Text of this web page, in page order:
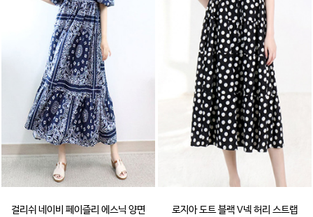
걸리쉬 네이비 페이즐리 에스닉 양면
로지아 도트 블랙 V넥 허리 스트랩